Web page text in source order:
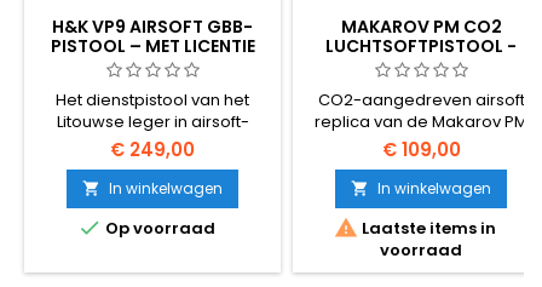
H&K VP9 AIRSOFT GBB-
PISTOOL – MET LICENTIE
VAN UMAREX, REAL GAS
BLOWBACK, STERKSTE
TERUGSLAG IN ZIJN KLASSE
Het dienstpistool van het
Litouwse leger in airsoft-
uitvoering — officieel
gelicentieerde Heckler &
Koch VP9 GBB op groengas.
De meest realistische
blowback op de markt:
echte BB-kamer, krachtige
€ 249,00
 In winkelwagen
 Op voorraad
MAKAROV PM CO2
LUCHTSOFTPISTOOL -
ICONISCH WAPEN UIT DE
KOUDE SOVJET-UNIE
CO2-aangedreven airsoft
replica van de Makarov PM
(Pistolet Makarova) - het
compacte pistool van Nikolai
Makarov dat vanaf 1951 dienst
deed als standaard sidearm
van de Sovjet strijdkrachten,
KGB en Warschaupact
landen. Volledig metalen
€ 109,00
 In winkelwagen
 Laatste items in
voorraad